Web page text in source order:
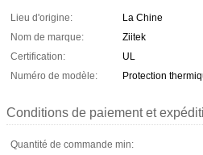
Lieu d'origine:
La Chine
Nom de marque:
Ziitek
Certification:
UL
Numéro de modèle:
Protection
Conditions de paiement et
Quantité de commande min: